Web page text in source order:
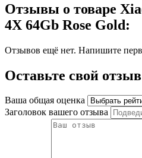
Отзывы о товаре
4X 64Gb Rose Gold:
Отзывов ещё нет. Напишите
Оставьте свой
Ваша общая оценка
Заголовок вашего отзыва